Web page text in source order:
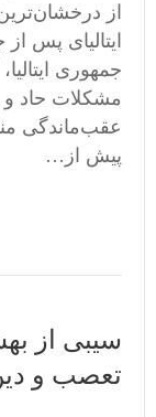
از
ایتالیای پس
جمهوری
مشکلات حاد و
عقب‌ماندگی
پیش از…
سیبی از
تعصب و